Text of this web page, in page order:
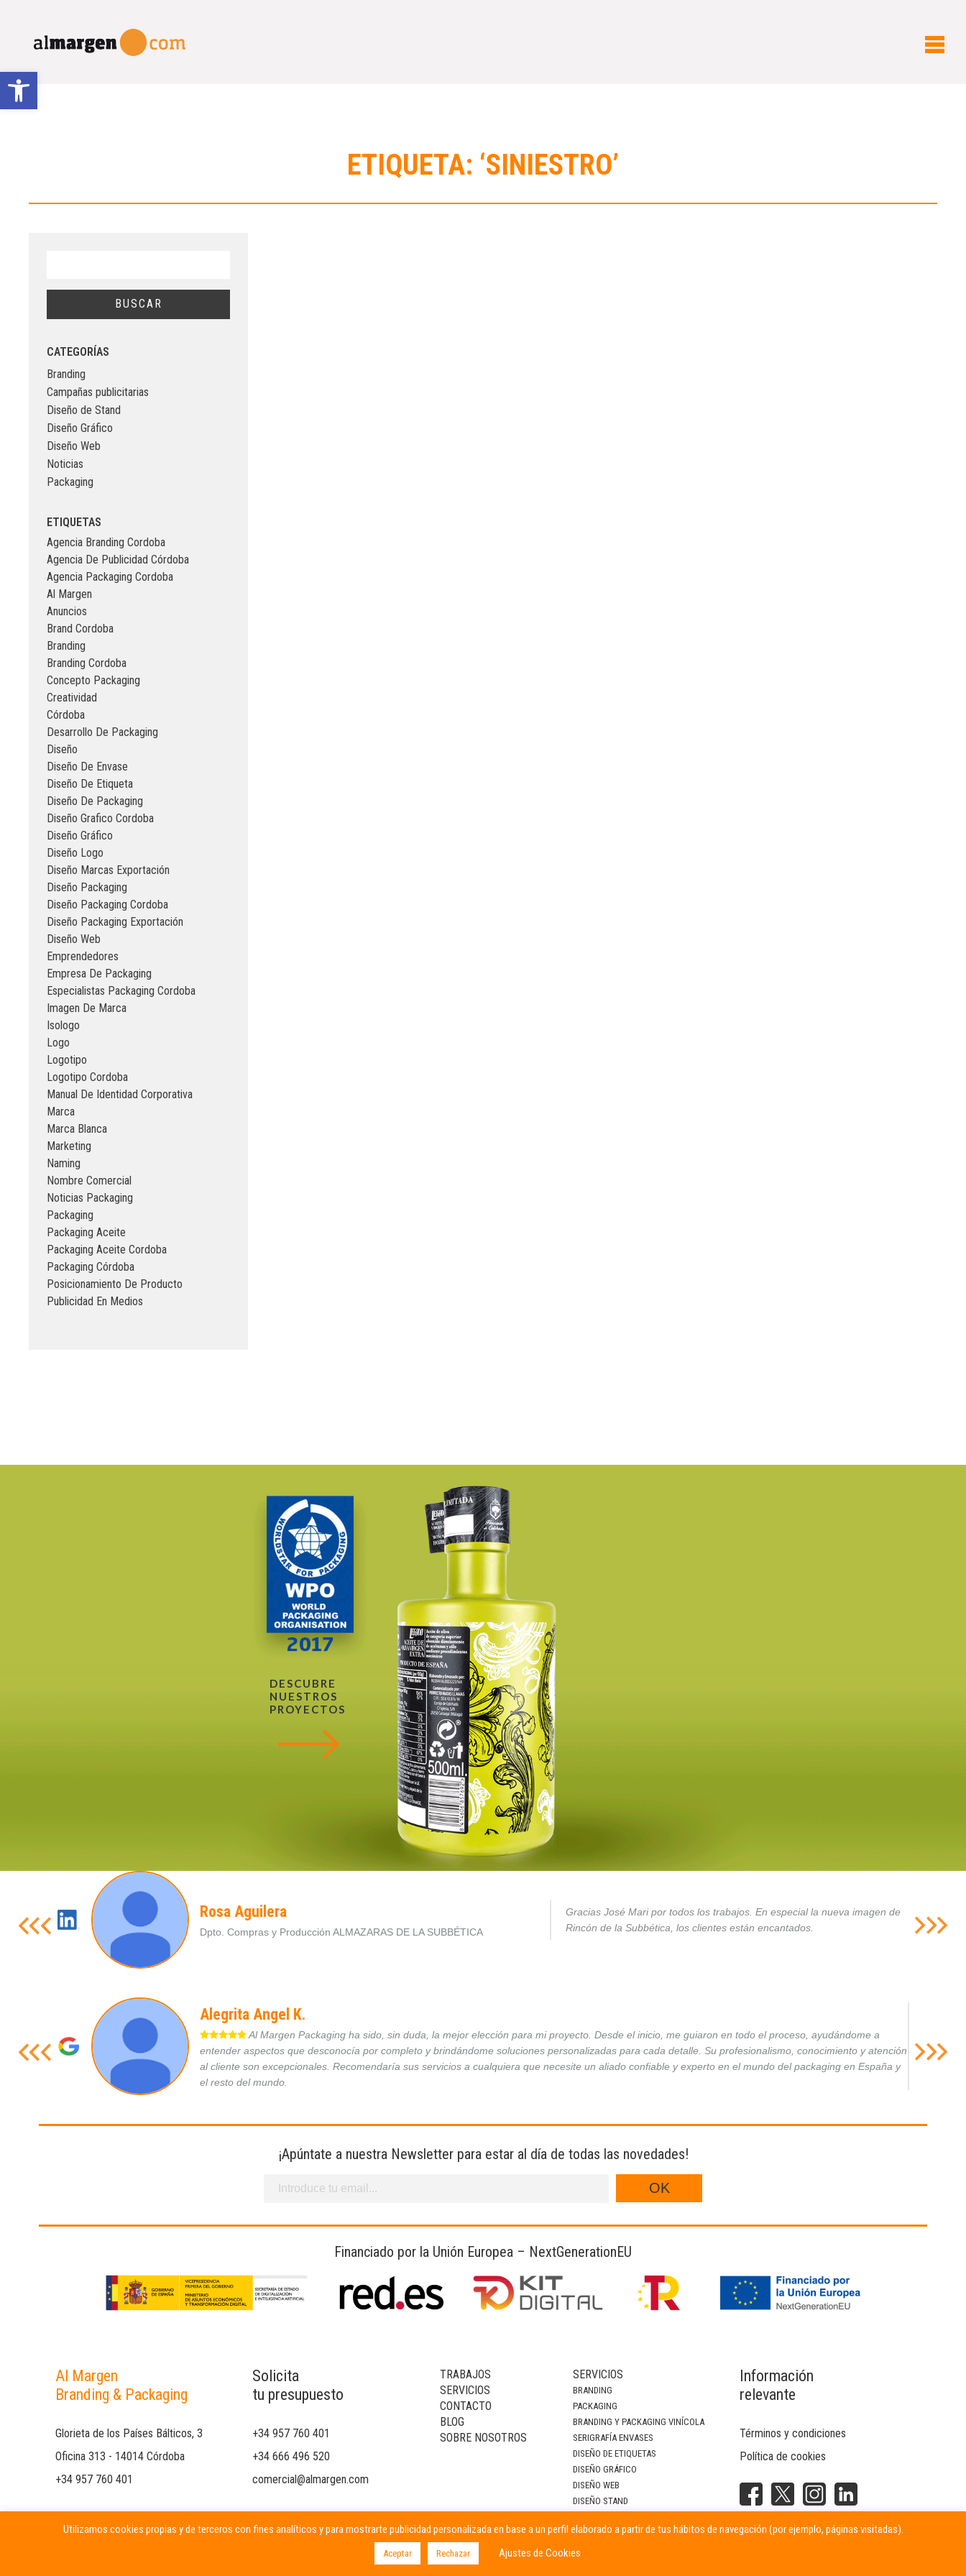
Abrir barra de herramientas
ETIQUETA: ‘SINIESTRO’
CATEGORÍAS
Branding
Campañas publicitarias
Diseño de Stand
Diseño Gráfico
Diseño Web
Noticias
Packaging
ETIQUETAS
Agencia Branding Cordoba
Agencia De Publicidad Córdoba
Agencia Packaging Cordoba
Al Margen
Anuncios
Brand Cordoba
Branding
Branding Cordoba
Concepto Packaging
Creatividad
Córdoba
Desarrollo De Packaging
Diseño
Diseño De Envase
Diseño De Etiqueta
Diseño De Packaging
Diseño Grafico Cordoba
Diseño Gráfico
Diseño Logo
Diseño Marcas Exportación
Diseño Packaging
Diseño Packaging Cordoba
Diseño Packaging Exportación
Diseño Web
Emprendedores
Empresa De Packaging
Especialistas Packaging Cordoba
Imagen De Marca
Isologo
Logo
Logotipo
Logotipo Cordoba
Manual De Identidad Corporativa
Marca
Marca Blanca
Marketing
Naming
Nombre Comercial
Noticias Packaging
Packaging
Packaging Aceite
Packaging Aceite Cordoba
Packaging Córdoba
Posicionamiento De Producto
Publicidad En Medios
DESCUBRE
NUESTROS
PROYECTOS
Rosa Aguilera
Dpto. Compras y Producción ALMAZARAS DE LA SUBBÉTICA
Gracias José Mari por todos los trabajos. En especial la nueva imagen de
Rincón de la Subbética, los clientes están encantados.
Alegrita Angel K.
Al Margen Packaging ha sido, sin duda, la mejor elección para mi proyecto. Desde el inicio, me guiaron en todo el proceso, ayudándome a
entender aspectos que desconocía por completo y brindándome soluciones personalizadas para cada detalle. Su profesionalismo, conocimiento y atención
al cliente son excepcionales. Recomendaría sus servicios a cualquiera que necesite un aliado confiable y experto en el mundo del packaging en España y
el resto del mundo.
¡Apúntate a nuestra Newsletter para estar al día de todas las novedades!
Financiado por la Unión Europea – NextGenerationEU
Al Margen
Branding & Packaging
Glorieta de los Países Bálticos, 3
Oficina 313 - 14014 Córdoba
+34 957 760 401
Solicita
tu presupuesto
+34 957 760 401
+34 666 496 520
comercial@almargen.com
TRABAJOS
SERVICIOS
CONTACTO
BLOG
SOBRE NOSOTROS
SERVICIOS
BRANDING
PACKAGING
BRANDING Y PACKAGING VINÍCOLA
SERIGRAFÍA ENVASES
DISEÑO DE ETIQUETAS
DISEÑO GRÁFICO
DISEÑO WEB
DISEÑO STAND
CAMPAÑAS PUBLICITARIAS
Información
relevante
Términos y condiciones
Política de cookies
Utilizamos cookies propias y de terceros con fines analíticos y para mostrarte publicidad personalizada en base a un perfil elaborado a partir de tus hábitos de navegación (por ejemplo, páginas visitadas).
Aceptar Rechazar Ajustes de Cookies